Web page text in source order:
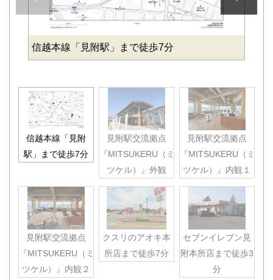
信越本線「見附駅」まで徒歩7分
信越本線「見附
駅」まで徒歩7分
見附駅交流拠点
『MITSUKERU（ミ
ツケル）』外観
見附駅交流拠点
『MITSUKERU（ミ
ツケル）』内観１
見附駅交流拠点
『MITSUKERU（ミ
ツケル）』内観２
クスリのアオキ本
所店まで徒歩7分
セブンイレブン見
附本所店まで徒歩3
分